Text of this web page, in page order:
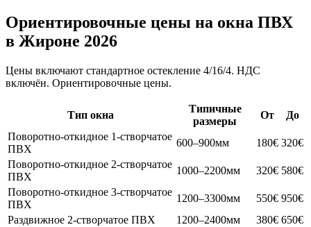
Ориентировочные цены на окна ПВХ
в Жироне 2026
Цены включают стандартное остекление 4/16/4. НДС
включён. Ориентировочные цены.
Тип окна
Типичные
размеры
От
До
Поворотно-откидное 1-створчатое
ПВХ
600–900мм 180€ 320€
Поворотно-откидное 2-створчатое
ПВХ
1000–2200мм 320€ 580€
Поворотно-откидное 3-створчатое
ПВХ
1200–3300мм 550€ 950€
Раздвижное 2-створчатое ПВХ
1200–2400мм 380€ 650€